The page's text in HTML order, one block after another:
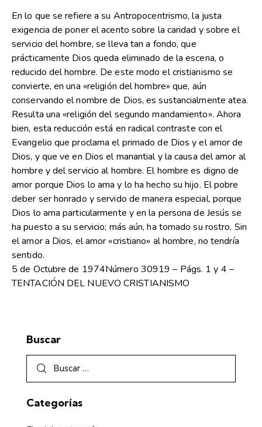
En lo que se refiere a su Antropocentrismo, la justa
exigencia de poner el acento sobre la caridad y sobre el
servicio del hombre, se lleva tan a fondo, que
prácticamente Dios queda eliminado de la escena, o
reducido del hombre. De este modo el cristianismo se
convierte, en una «religión del hombre» que, aún
conservando el nombre de Dios, es sustancialmente atea.
Resulta una «religión del segundo mandamiento». Ahora
bien, esta reducción está en radical contraste con el
Evangelio que proclama el primado de Dios y el amor de
Dios, y que ve en Dios el manantial y la causa del amor al
hombre y del servicio al hombre. El hombre es digno de
amor porque Dios lo ama y lo ha hecho su hijo. El pobre
deber ser honrado y servido de manera especial, porque
Dios lo ama particularmente y en la persona de Jesús se
ha puesto a su servicio; más aún, ha tomado su rostro. Sin
el amor a Dios, el amor «cristiano» al hombre, no tendría
sentido.
5 de Octubre de 1974Número 30919 – Págs. 1 y 4 –
TENTACIÓN DEL NUEVO CRISTIANISMO
Buscar
Categorías